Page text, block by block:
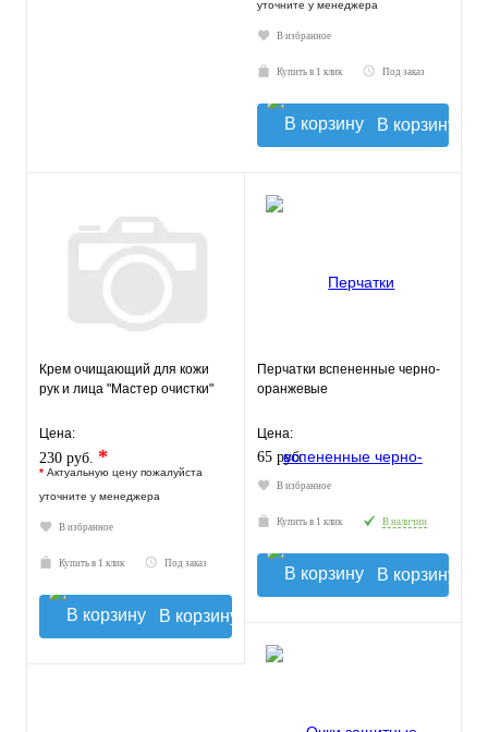
уточните у менеджера
В избранное
Купить в 1 клик Под заказ
В корзину
Крем очищающий для кожи
рук и лица "Мастер очистки"
Цена:
230 руб. *
* Актуальную цену пожалуйста
уточните у менеджера
В избранное
Купить в 1 клик Под заказ
В корзину
Перчатки вспененные черно-
оранжевые
Цена:
65 руб.
В избранное
Купить в 1 клик В наличии
В корзину